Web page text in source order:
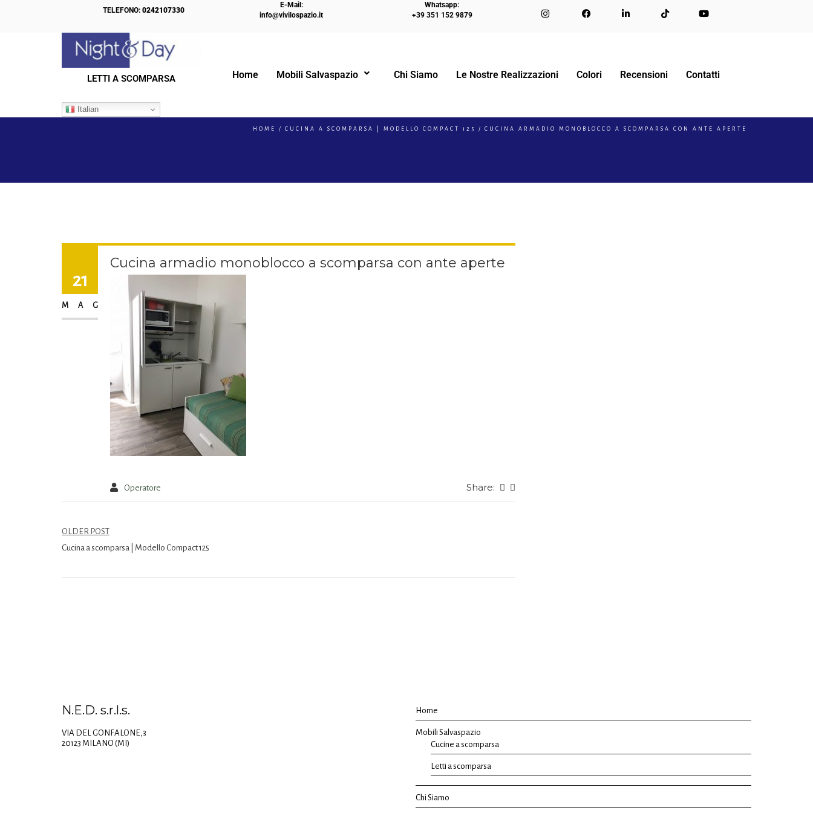
TELEFONO:0242107330
E-Mail:
info@vivilospazio.it
Whatsapp:
+39 351 152 9879
LETTI A SCOMPARSA
Italian
Home Mobili Salvaspazio Chi Siamo Le Nostre Realizzazioni Colori Recensioni Contatti
IL NOSTRO BLOG!
HOME CUCINA A SCOMPARSA | MODELLO COMPACT 125 CUCINA ARMADIO MONOBLOCCO A SCOMPARSA CON ANTE APERTE
21
MAG
Cucina armadio monoblocco a scomparsa con ante aperte
Operatore Share:
OLDER POST
Cucina a scomparsa | Modello Compact 125
N.E.D. s.r.l.s.
VIA DEL GONFALONE,3
20123 MILANO (MI)
Home
Mobili Salvaspazio
Cucine a scomparsa
Letti a scomparsa
Chi Siamo